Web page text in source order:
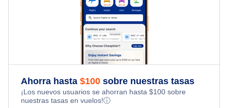
Flights from Nueva York to Singapur
Flights from Nueva York to Tel Aviv
Flights from Nueva York to Estanbul
Flights from Nueva York to Atenas
Kid Friendly Vacations
Honeymoon Vacations
Romantic Vacations
Balikpapan Paquetes de vacaciones
Ahorra hasta $100 sobre nuestras tasas
¡Los nuevos usuarios se ahorran hasta $100 sobre
nuestras tasas en vuelos!ⓘ